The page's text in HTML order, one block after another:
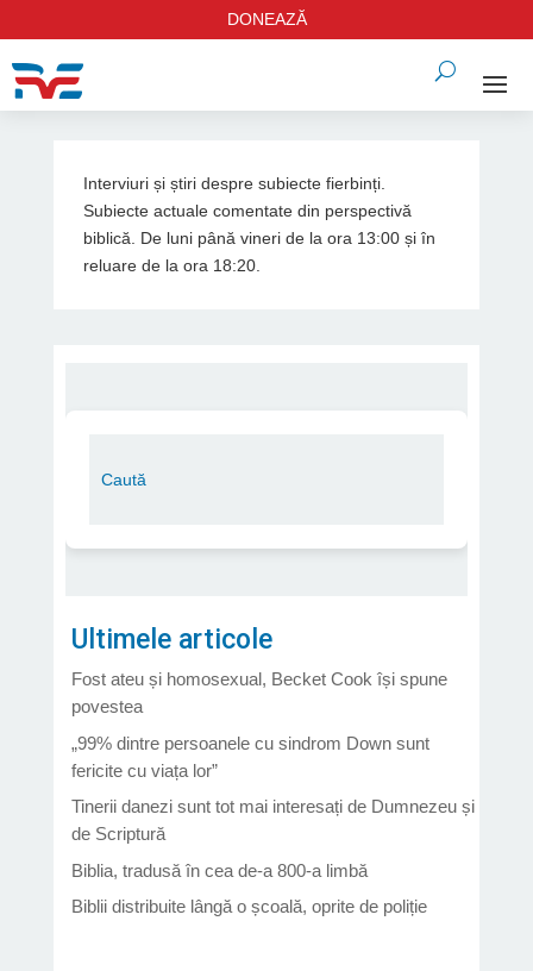
DONEAZĂ
Interviuri și știri despre subiecte fierbinți.
Subiecte actuale comentate din perspectivă
biblică. De luni până vineri de la ora 13:00 și în
reluare de la ora 18:20.
Ultimele articole
Fost ateu și homosexual, Becket Cook își spune
povestea
„99% dintre persoanele cu sindrom Down sunt
fericite cu viața lor”
Tinerii danezi sunt tot mai interesați de Dumnezeu și
de Scriptură
Biblia, tradusă în cea de-a 800-a limbă
Biblii distribuite lângă o școală, oprite de poliție